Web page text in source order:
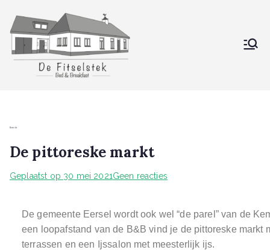
Bericht
De pittoreske markt
Geplaatst op 30 mei 2021Geen reacties
De gemeente Eersel wordt ook wel “de parel” van de
een loopafstand van de B&B vind je de pittoreske markt
terrassen en een Ijssalon met meesterlijk ijs.